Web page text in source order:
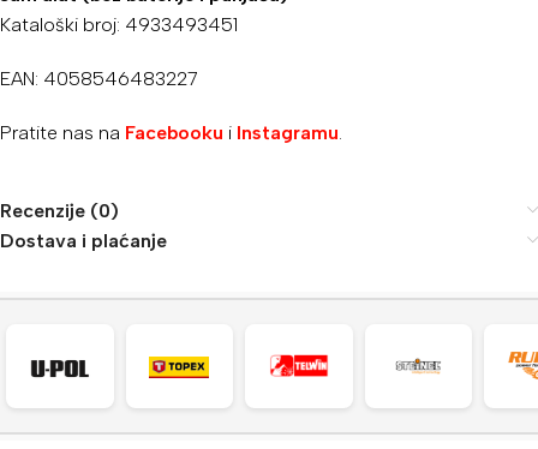
Kataloški broj: 4933493451
EAN: 4058546483227
Pratite nas na Facebooku i Instagramu.
Recenzije (0)
Dostava i plaćanje